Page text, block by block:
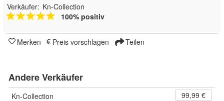
Verkäufer: Kn-Collection
100% positiv
Merken Preis vorschlagen Teilen
Andere Verkäufer
Kn-Collection
99,99 €